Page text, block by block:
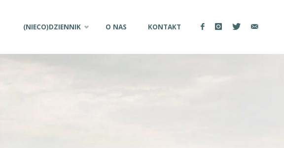
(NIECO)DZIENNIK O NAS KONTAKT